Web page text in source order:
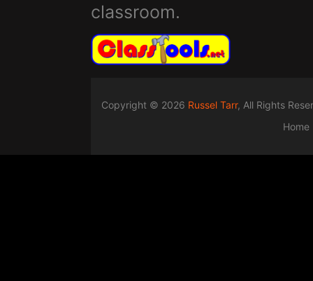
classroom.
Copyright © 2026 Russel Tarr, All Rights
Home